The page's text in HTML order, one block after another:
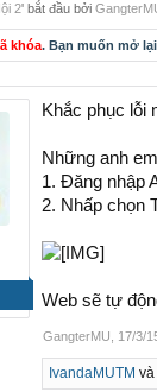
2' bắt đầu bởi
khóa. Bạn muốn mở
Khắc phục lỗi
Những anh
1. Đăng nhập
2. Nhấp chọn
Web sẽ tự
GangterMU 17/3/
IvandaMUTM và